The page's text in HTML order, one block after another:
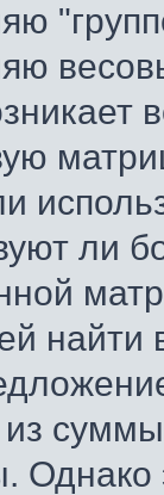
ли
Однако